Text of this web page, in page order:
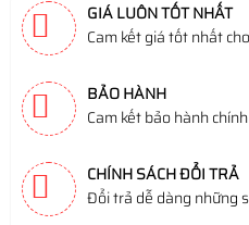
GIÁ LUÔN TỐT NHẤT
Cam kết giá tốt nhất
BẢO HÀNH
Cam kết bảo hành
CHÍNH SÁCH ĐỔI TRẢ
Đổi trả dễ dàng những